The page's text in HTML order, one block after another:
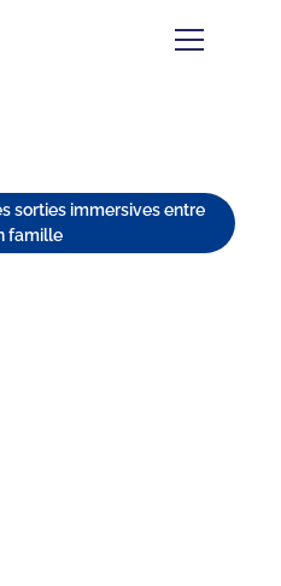
sorties immersives entre
famille